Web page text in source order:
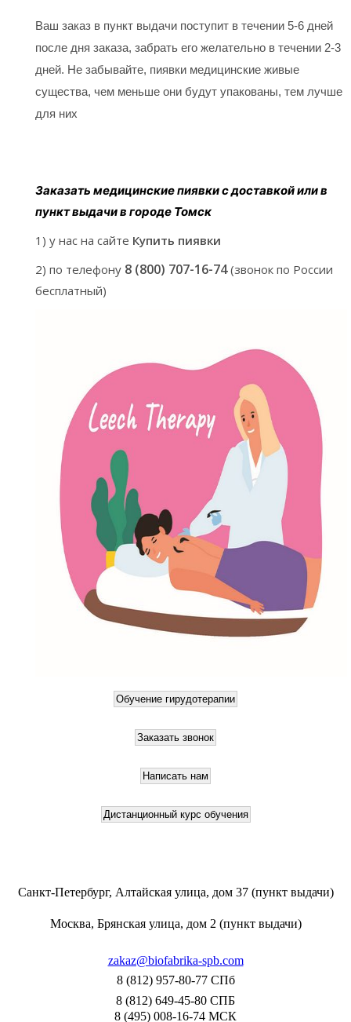
Ваш заказ в пункт выдачи поступит в течении 5-6 дней
после дня заказа, забрать его желательно в течении 2-3
дней. Не забывайте, пиявки медицинские живые
существа, чем меньше они будут упакованы, тем лучше
для них
Заказать медицинские пиявки с доставкой или в
пункт выдачи в городе Томск
1) у нас на сайте Купить пиявки
2) по телефону 8 (800) 707-16-74 (звонок по России
бесплатный)
Санкт-Петербург, Алтайская улица, дом 37 (пункт выдачи)
Москва, Брянская улица, дом 2 (пункт выдачи)
zakaz@biofabrika-spb.com
8 (812) 957-80-77 СПб
8 (812) 649-45-80 СПБ
8 (495) 008-16-74 МСК